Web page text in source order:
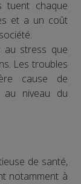
tuent chaque
et a un coût
au stress que
Les troubles
cause de
au niveau du
de santé,
notamment à